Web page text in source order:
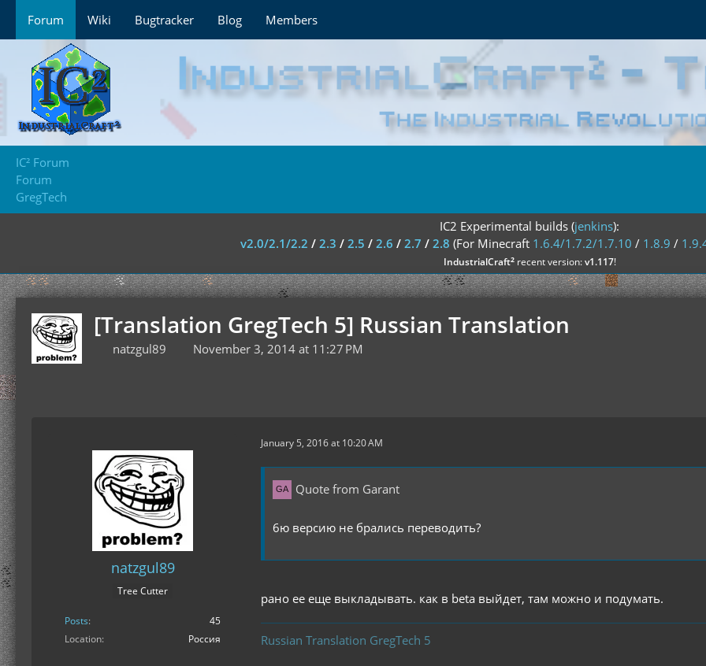
Forum Wiki Bugtracker Blog Members
IC² Forum
Forum
GregTech
IC2 Experimental builds (jenkins):
v2.0/2.1/2.2 / 2.3 / 2.5 / 2.6 / 2.7 / 2.8 (For Minecraft 1.6.4/1.7.2/1.7.10 / 1.8.9 /
IndustrialCraft²recent version:v1.117!
[Translation GregTech 5] Russian Translation
natzgul89 November 3, 2014 at 11:27 PM
natzgul89
Tree Cutter
Posts
45
Location
Россия
January 5, 2016 at 10:20 AM
Quote from Garant
6ю версию не брались переводить?
рано ее еще выкладывать. как в beta выйдет, там можно и подумать.
Russian Translation GregTech 5